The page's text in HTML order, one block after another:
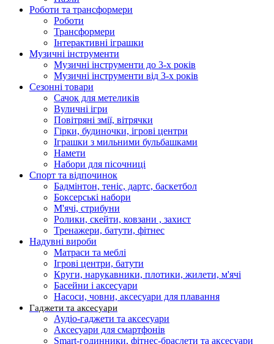
Роботи та трансформери
Роботи
Трансформери
Інтерактивні іграшки
Музичні інструменти
Музичні інструменти до 3-х років
Музичні інструменти від 3-х років
Сезонні товари
Сачок для метеликів
Вуличні ігри
Повітряні змії, вітрячки
Гірки, будиночки, ігрові центри
Іграшки з мильними бульбашками
Намети
Набори для пісочниці
Спорт та відпочинок
Бадмінтон, теніс, дартс, баскетбол
Боксерські набори
М'ячі, стрибуни
Ролики, скейти, ковзани , захист
Тренажери, батути, фітнес
Надувні вироби
Матраси та меблі
Ігрові центри, батути
Круги, нарукавники, плотики, жилети, м'ячі
Басейни і аксесуари
Насоси, човни, аксесуари для плавання
Гаджети та аксесуари
Аудіо-гаджети та аксесуари
Аксесуари для смартфонів
Smart-годинники, фітнес-браслети та аксесуари